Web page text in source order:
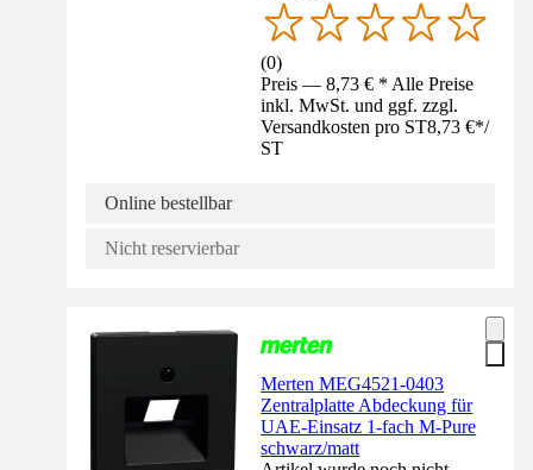
(0)
Preis — 8,73 € * Alle Preise
inkl. MwSt. und ggf. zzgl.
Versandkosten pro ST8,73 €*/
ST
Online bestellbar
Nicht reservierbar
Merten MEG4521-0403
Zentralplatte Abdeckung für
UAE-Einsatz 1-fach M-Pure
schwarz/matt